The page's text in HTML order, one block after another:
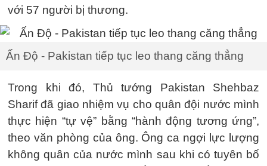
với 57 người bị thương.
Ấn Độ - Pakistan tiếp tục leo thang căng thẳng
Trong khi đó, Thủ tướng Pakistan Shehbaz
Sharif đã giao nhiệm vụ cho quân đội nước mình
thực hiện “tự vệ” bằng “hành động tương ứng”,
theo văn phòng của ông. Ông ca ngợi lực lượng
không quân của nước mình sau khi có tuyên bố